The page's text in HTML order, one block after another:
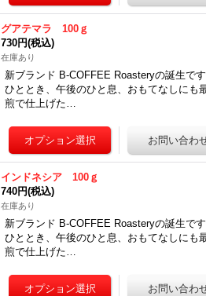
グアテマラ 100ｇ
730円(税込)
在庫あり
新ブランド B-COFFEE Roasteryの誕生で
ひととき、午後のひと息、おもてなしにも
煎で仕上げた…
インドネシア 100ｇ
740円(税込)
在庫あり
新ブランド B-COFFEE Roasteryの誕生で
ひととき、午後のひと息、おもてなしにも
煎で仕上げた…